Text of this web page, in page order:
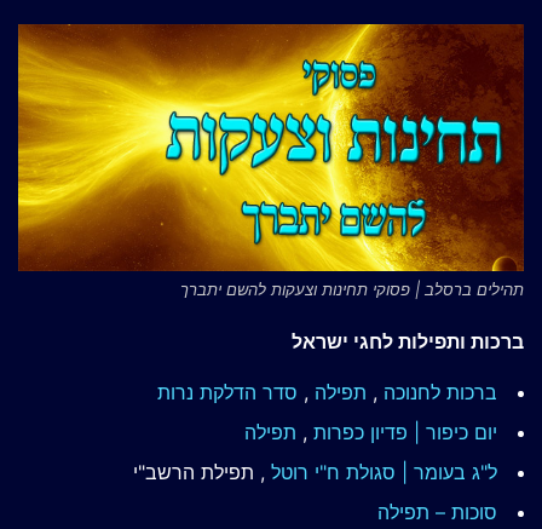
תהילים ברסלב | פסוקי תחינות וצעקות להשם יתברך
ברכות ותפילות לחגי ישראל
ברכות לחנוכה , תפילה , סדר הדלקת נרות
יום כיפור | פדיון כפרות , תפילה
ל"ג בעומר | סגולת ח"י רוטל , תפילת הרשב"י
סוכות – תפילה